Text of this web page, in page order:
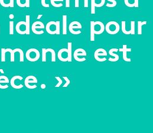
pour
est
»